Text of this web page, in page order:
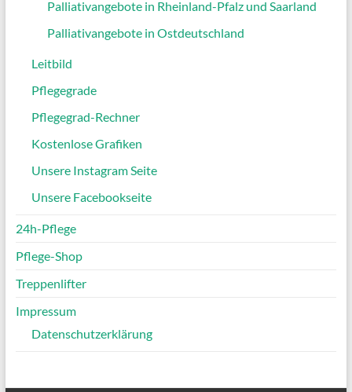
Palliativangebote in Rheinland-Pfalz und Saarland
Palliativangebote in Ostdeutschland
Leitbild
Pflegegrade
Pflegegrad-Rechner
Kostenlose Grafiken
Unsere Instagram Seite
Unsere Facebookseite
24h-Pflege
Pflege-Shop
Treppenlifter
Impressum
Datenschutzerklärung